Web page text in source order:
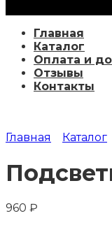
Главная
Каталог
Оплата и
Отзывы
Контакты
Главная Каталог
960 ₽